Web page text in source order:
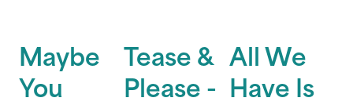
Maybe
You
Tease &
Please -
All We
Have Is